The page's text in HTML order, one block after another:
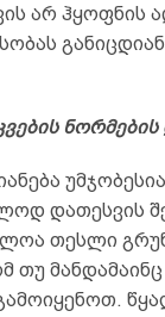
არ ჰყოფნის
დათესვის
თესლი
თუ მანდამაინც